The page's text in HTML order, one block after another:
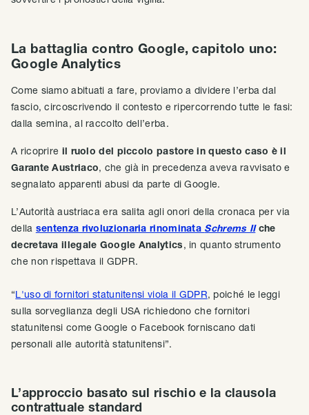
La battaglia contro Google, capitolo uno:
Google Analytics
Come siamo abituati a fare, proviamo a dividere l’erba dal
fascio, circoscrivendo il contesto e ripercorrendo tutte le fasi:
dalla semina, al raccolto dell’erba.
A ricoprire il ruolo del piccolo pastore in questo caso è il
Garante Austriaco, che già in precedenza aveva ravvisato e
segnalato apparenti abusi da parte di Google.
L’Autorità austriaca era salita agli onori della cronaca per via
della sentenza rivoluzionaria rinominata Schrems II che
decretava illegale Google Analytics, in quanto strumento
che non rispettava il GDPR.
“L'uso di fornitori statunitensi viola il GDPR, poiché le leggi
sulla sorveglianza degli USA richiedono che fornitori
statunitensi come Google o Facebook forniscano dati
personali alle autorità statunitensi”.
L’approccio basato sul rischio e la clausola
contrattuale standard